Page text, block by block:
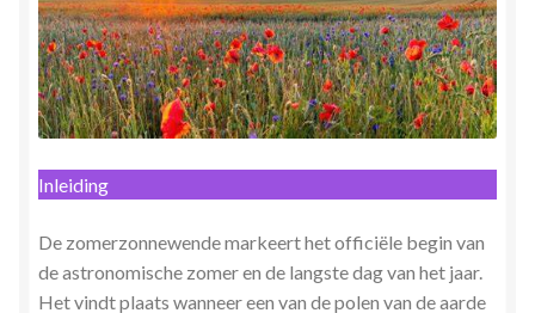
Magische helende verhalen ©Mieke
Mijn account
Mindfulness en Hartcoherentie
Nieuw boek ‘Pareltjes in de Oceaan.’ Meditatieve haiku’s
in woord en beeld
Inleiding
De zomerzonnewende markeert het officiële begin van
de astronomische zomer en de langste dag van het jaar.
Het vindt plaats wanneer een van de polen van de aarde